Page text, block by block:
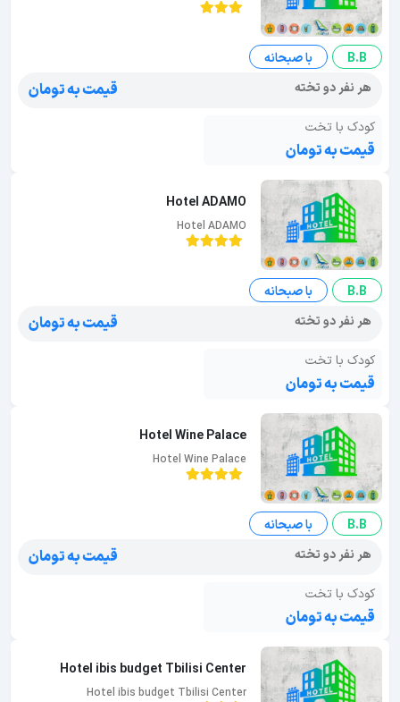
B.B
با صبحانه
هر نفر دو تخته
قیمت به تومان
کودک با تخت
قیمت به تومان
Hotel ADAMO
Hotel ADAMO
B.B
با صبحانه
هر نفر دو تخته
قیمت به تومان
کودک با تخت
قیمت به تومان
Hotel Wine Palace
Hotel Wine Palace
B.B
با صبحانه
هر نفر دو تخته
قیمت به تومان
کودک با تخت
قیمت به تومان
Hotel ibis budget Tbilisi Center
Hotel ibis budget Tbilisi Center